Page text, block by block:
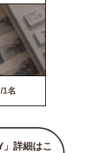
1名
」詳細はこ